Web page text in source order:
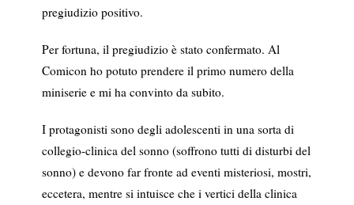
pregiudizio positivo.
Per fortuna, il pregiudizio è stato confermato. Al
Comicon ho potuto prendere il primo numero della
miniserie e mi ha convinto da subito.
I protagonisti sono degli adolescenti in una sorta di
collegio-clinica del sonno (soffrono tutti di disturbi del
sonno) e devono far fronte ad eventi misteriosi, mostri,
eccetera, mentre si intuisce che i vertici della clinica